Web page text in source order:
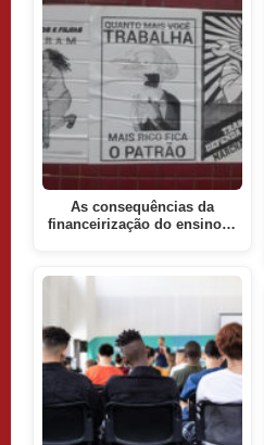
As consequências da
financeirização do ensino…